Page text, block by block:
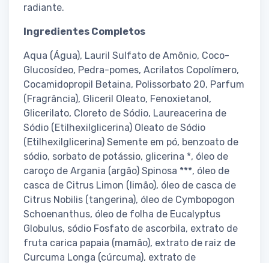
radiante.
Ingredientes Completos
Aqua (Água), Lauril Sulfato de Amônio, Coco-
Glucosídeo, Pedra-pomes, Acrilatos Copolímero,
Cocamidopropil Betaina, Polissorbato 20, Parfum
(Fragrância), Gliceril Oleato, Fenoxietanol,
Glicerilato, Cloreto de Sódio, Laureacerina de
Sódio (Etilhexilglicerina) Oleato de Sódio
(Etilhexilglicerina) Semente em pó, benzoato de
sódio, sorbato de potássio, glicerina *, óleo de
caroço de Argania (argão) Spinosa ***, óleo de
casca de Citrus Limon (limão), óleo de casca de
Citrus Nobilis (tangerina), óleo de Cymbopogon
Schoenanthus, óleo de folha de Eucalyptus
Globulus, sódio Fosfato de ascorbila, extrato de
fruta carica papaia (mamão), extrato de raiz de
Curcuma Longa (cúrcuma), extrato de